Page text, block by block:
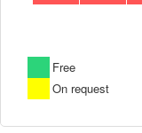
Free
On request